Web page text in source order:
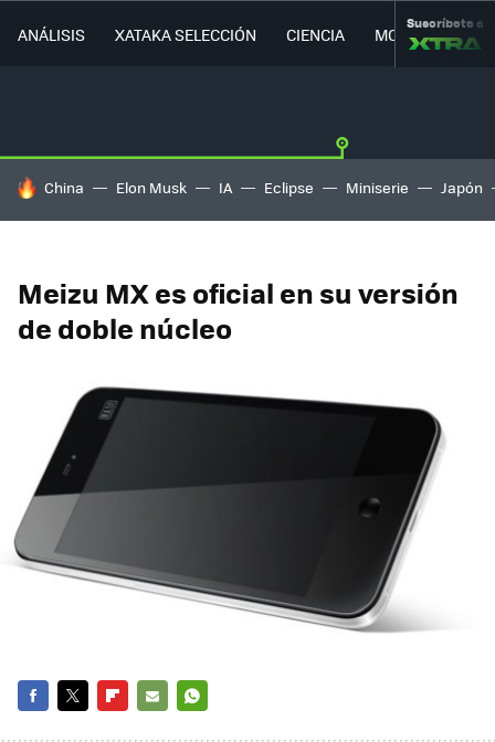
ANÁLISIS XATAKA SELECCIÓN CIENCIA MOVILIDAD
Suscríbete a
HOY SE HABLA DE
China Elon Musk IA Eclipse Miniserie Japón
Meizu MX es oficial en su versión
de doble núcleo